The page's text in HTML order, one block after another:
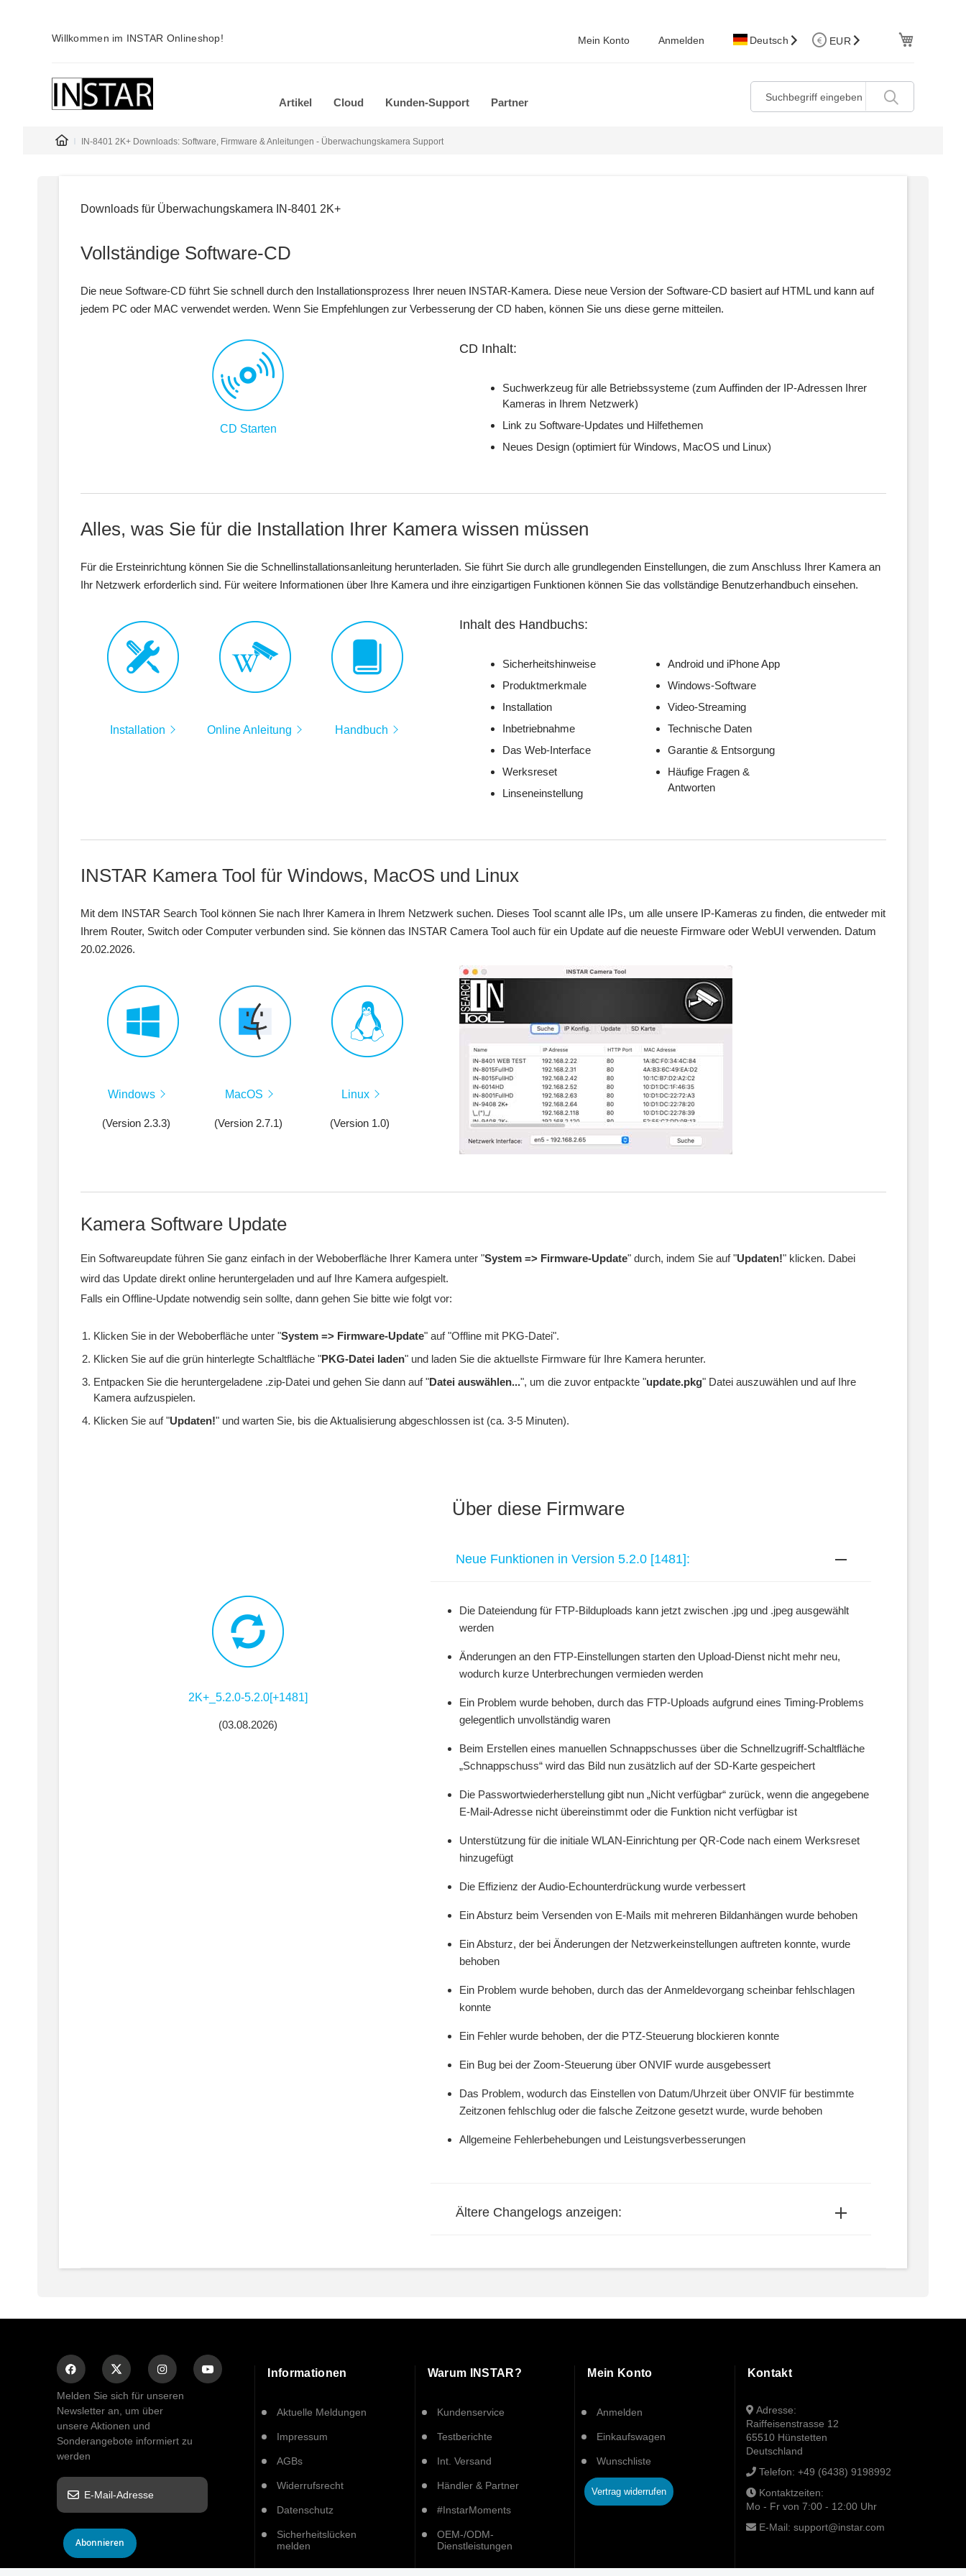
Willkommen im INSTAR Onlineshop! Mein Konto Anmelden Deutsch EUR
Artikel Cloud Kunden-Support Partner
IN-8401 2K+ Downloads: Software, Firmware & Anleitungen - Überwachungskamera Support
Downloads für Überwachungskamera IN-8401 2K+
Vollständige Software-CD
Die neue Software-CD führt Sie schnell durch den Installationsprozess Ihrer neuen INSTAR-Kamera. Diese neue Version der Software-CD basiert auf HTML und kann auf
jedem PC oder MAC verwendet werden. Wenn Sie Empfehlungen zur Verbesserung der CD haben, können Sie uns diese gerne mitteilen.
CD Starten
CD Inhalt:
Suchwerkzeug für alle Betriebssysteme (zum Auffinden der IP-Adressen Ihrer
Kameras in Ihrem Netzwerk)
Link zu Software-Updates und Hilfethemen
Neues Design (optimiert für Windows, MacOS und Linux)
Alles, was Sie für die Installation Ihrer Kamera wissen müssen
Für die Ersteinrichtung können Sie die Schnellinstallationsanleitung herunterladen. Sie führt Sie durch alle grundlegenden Einstellungen, die zum Anschluss Ihrer Kamera an
Ihr Netzwerk erforderlich sind. Für weitere Informationen über Ihre Kamera und ihre einzigartigen Funktionen können Sie das vollständige Benutzerhandbuch einsehen.
Installation Online Anleitung Handbuch
Inhalt des Handbuchs:
Sicherheitshinweise
Produktmerkmale
Installation
Inbetriebnahme
Das Web-Interface
Werksreset
Linseneinstellung
Android und iPhone App
Windows-Software
Video-Streaming
Technische Daten
Garantie & Entsorgung
Häufige Fragen &
Antworten
INSTAR Kamera Tool für Windows, MacOS und Linux
Mit dem INSTAR Search Tool können Sie nach Ihrer Kamera in Ihrem Netzwerk suchen. Dieses Tool scannt alle IPs, um alle unsere IP-Kameras zu finden, die entweder mit
Ihrem Router, Switch oder Computer verbunden sind. Sie können das INSTAR Camera Tool auch für ein Update auf die neueste Firmware oder WebUI verwenden. Datum
20.02.2026.
Windows
(Version 2.3.3)
MacOS
(Version 2.7.1)
Linux
(Version 1.0)
Kamera Software Update
Ein Softwareupdate führen Sie ganz einfach in der Weboberfläche Ihrer Kamera unter "System => Firmware-Update" durch, indem Sie auf "Updaten!" klicken. Dabei
wird das Update direkt online heruntergeladen und auf Ihre Kamera aufgespielt.
Falls ein Offline-Update notwendig sein sollte, dann gehen Sie bitte wie folgt vor:
Klicken Sie in der Weboberfläche unter "System => Firmware-Update" auf "Offline mit PKG-Datei".
Klicken Sie auf die grün hinterlegte Schaltfläche "PKG-Datei laden" und laden Sie die aktuellste Firmware für Ihre Kamera herunter.
Entpacken Sie die heruntergeladene .zip-Datei und gehen Sie dann auf "Datei auswählen...", um die zuvor entpackte "update.pkg" Datei auszuwählen und auf Ihre
Kamera aufzuspielen.
Klicken Sie auf "Updaten!" und warten Sie, bis die Aktualisierung abgeschlossen ist (ca. 3-5 Minuten).
2K+_5.2.0-5.2.0[+1481]
(03.08.2026)
Über diese Firmware
Neue Funktionen in Version 5.2.0 [1481]:
Die Dateiendung für FTP-Bilduploads kann jetzt zwischen .jpg und .jpeg ausgewählt
werden
Änderungen an den FTP-Einstellungen starten den Upload-Dienst nicht mehr neu,
wodurch kurze Unterbrechungen vermieden werden
Ein Problem wurde behoben, durch das FTP-Uploads aufgrund eines Timing-Problems
gelegentlich unvollständig waren
Beim Erstellen eines manuellen Schnappschusses über die Schnellzugriff-Schaltfläche
„Schnappschuss“ wird das Bild nun zusätzlich auf der SD-Karte gespeichert
Die Passwortwiederherstellung gibt nun „Nicht verfügbar“ zurück, wenn die angegebene
E-Mail-Adresse nicht übereinstimmt oder die Funktion nicht verfügbar ist
Unterstützung für die initiale WLAN-Einrichtung per QR-Code nach einem Werksreset
hinzugefügt
Die Effizienz der Audio-Echounterdrückung wurde verbessert
Ein Absturz beim Versenden von E-Mails mit mehreren Bildanhängen wurde behoben
Ein Absturz, der bei Änderungen der Netzwerkeinstellungen auftreten konnte, wurde
behoben
Ein Problem wurde behoben, durch das der Anmeldevorgang scheinbar fehlschlagen
konnte
Ein Fehler wurde behoben, der die PTZ-Steuerung blockieren konnte
Ein Bug bei der Zoom-Steuerung über ONVIF wurde ausgebessert
Das Problem, wodurch das Einstellen von Datum/Uhrzeit über ONVIF für bestimmte
Zeitzonen fehlschlug oder die falsche Zeitzone gesetzt wurde, wurde behoben
Allgemeine Fehlerbehebungen und Leistungsverbesserungen
Ältere Changelogs anzeigen:
Melden Sie sich für unseren
Newsletter an, um über
unsere Aktionen und
Sonderangebote informiert zu
werden
Abonnieren
Informationen
Aktuelle Meldungen
Impressum
AGBs
Widerrufsrecht
Datenschutz
Sicherheitslücken
melden
Warum INSTAR?
Kundenservice
Testberichte
Int. Versand
Händler & Partner
#InstarMoments
OEM-/ODM-
Dienstleistungen
Mein Konto
Anmelden
Einkaufswagen
Wunschliste
Vertrag widerrufen
Kontakt
Adresse:
Raiffeisenstrasse 12
65510 Hünstetten
Deutschland
Telefon: +49 (6438) 9198992
Kontaktzeiten:
Mo - Fr von 7:00 - 12:00 Uhr
E-Mail: support@instar.com